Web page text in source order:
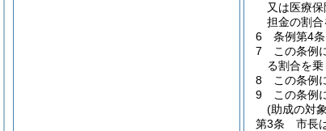
又は医療
担金の割合
6
条例第4
7
この条例
る割合を乗
8
この条例
9
この条例
(助成の対
第3条
市長